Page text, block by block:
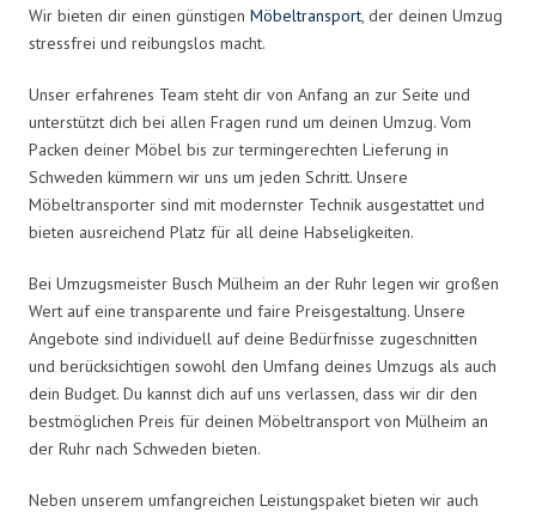
Wir bieten dir einen günstigen Möbeltransport, der deinen Umzug
stressfrei und reibungslos macht.
Unser erfahrenes Team steht dir von Anfang an zur Seite und
unterstützt dich bei allen Fragen rund um deinen Umzug. Vom
Packen deiner Möbel bis zur termingerechten Lieferung in
Schweden kümmern wir uns um jeden Schritt. Unsere
Möbeltransporter sind mit modernster Technik ausgestattet und
bieten ausreichend Platz für all deine Habseligkeiten.
Bei Umzugsmeister Busch Mülheim an der Ruhr legen wir großen
Wert auf eine transparente und faire Preisgestaltung. Unsere
Angebote sind individuell auf deine Bedürfnisse zugeschnitten
und berücksichtigen sowohl den Umfang deines Umzugs als auch
dein Budget. Du kannst dich auf uns verlassen, dass wir dir den
bestmöglichen Preis für deinen Möbeltransport von Mülheim an
der Ruhr nach Schweden bieten.
Neben unserem umfangreichen Leistungspaket bieten wir auch